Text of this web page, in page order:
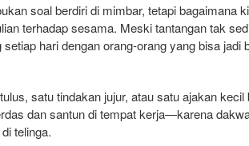
soal berdiri di mimbar, tetapi bagaimana
terhadap sesama. Meski tantangan tak
hari dengan orang-orang yang bisa jadi
satu tindakan jujur, atau satu ajakan
dan santun di tempat kerja—karena
telinga.